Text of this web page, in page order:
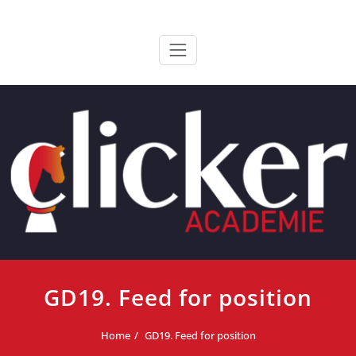
ClickerAcademie
GD19. Feed for position
Home GD19. Feed for position